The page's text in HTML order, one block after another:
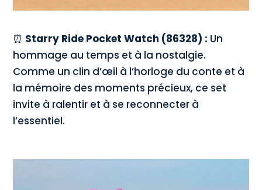
⏰ Starry Ride Pocket Watch (86328) : Un
hommage au temps et à la nostalgie.
Comme un clin d’œil à l’horloge du conte et à
la mémoire des moments précieux, ce set
invite à ralentir et à se reconnecter à
l’essentiel.